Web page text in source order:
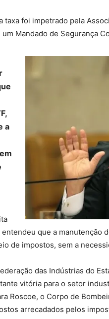
taxa foi impetrado pela
Mandado de Segurança
a
que a manutenção
de impostos, sem a
das Indústrias do
vitória para o setor
Roscoe, o Corpo de
arrecadados pelos